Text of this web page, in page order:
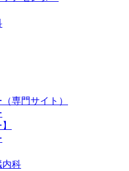
専門サイト）
内科